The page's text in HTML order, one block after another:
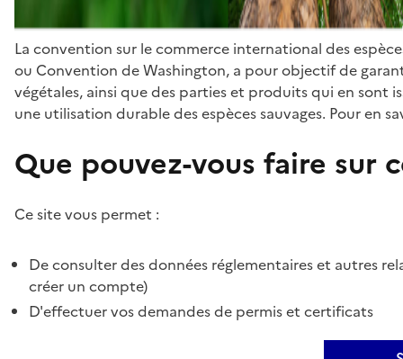
La convention sur le commerce international des
ou Convention de Washington, a pour objectif de
végétales, ainsi que des parties et produits qui en sont
une utilisation durable des espèces sauvages. Pour en
Que pouvez-vous faire sur
Ce site vous permet :
De consulter des données réglementaires et autres
créer un compte)
D'effectuer vos demandes de permis et certificats